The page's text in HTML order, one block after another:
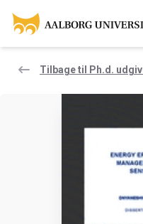
Tilbage til Ph.d.